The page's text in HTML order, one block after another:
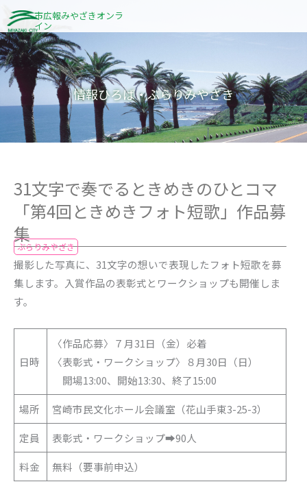
容
を
ス
キ
市広報みやざきオンラ
イン
情報ひろば・ぶらりみやざき
31文字で奏でるときめきのひとコマ
「第4回ときめきフォト短歌」作品募
集
ぶらりみやざき
撮影した写真に、31文字の想いで表現したフォト短歌を募
集します。入賞作品の表彰式とワークショップも開催しま
す。
日時
〈作品応募〉７月31日（金）必着
〈表彰式・ワークショップ〉８月30日（日）
開場13:00、開始13:30、終了15:00
場所
宮崎市民文化ホール会議室（花山手東3-25-3）
定員
表彰式・ワークショップ➡90人
料金
無料（要事前申込）